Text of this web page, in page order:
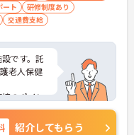
ート
研修制度あり
交通費支給
です。託
老人保健
のポイン
せくださ
紹介してもらう